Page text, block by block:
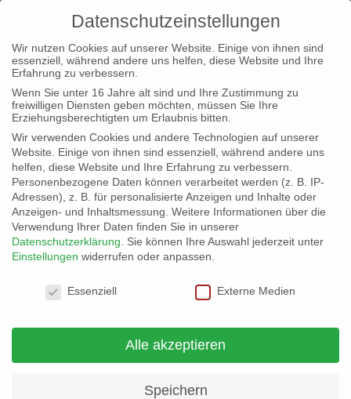
Willkommen beim baden-
württembergischen Landesverband
zur Übersicht
Aktuelles
Datenschutzeinstellungen
Wir nutzen Cookies auf unserer Website. Einige von ihnen sind
essenziell, während andere uns helfen, diese Website und Ihre
Erfahrung zu verbessern.
Wenn Sie unter 16 Jahre alt sind und Ihre Zustimmung zu
freiwilligen Diensten geben möchten, müssen Sie Ihre
Erziehungsberechtigten um Erlaubnis bitten.
Wir verwenden Cookies und andere Technologien auf unserer
Website. Einige von ihnen sind essenziell, während andere uns
helfen, diese Website und Ihre Erfahrung zu verbessern.
Personenbezogene Daten können verarbeitet werden (z. B. IP-
Adressen), z. B. für personalisierte Anzeigen und Inhalte oder
Anzeigen- und Inhaltsmessung. Weitere Informationen über die
Verwendung Ihrer Daten finden Sie in unserer
Datenschutzerklärung
Sie können Ihre Auswahl jederzeit unter
Einstellungen widerrufen oder anpassen.
Essenziell
Externe Medien
Alle akzeptieren
Speichern